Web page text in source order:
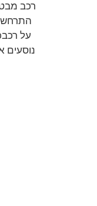
רכב
על
נוסעים